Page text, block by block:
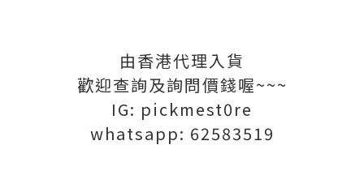
由香港代理入貨
歡迎查詢及詢問價錢喔~~~
IG: pickmest0re
whatsapp: 62583519